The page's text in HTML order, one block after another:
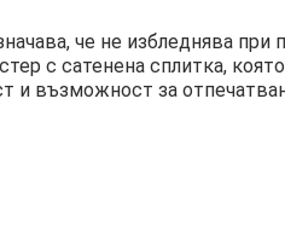
че не избледнява при
с сатенена сплитка,
и възможност за